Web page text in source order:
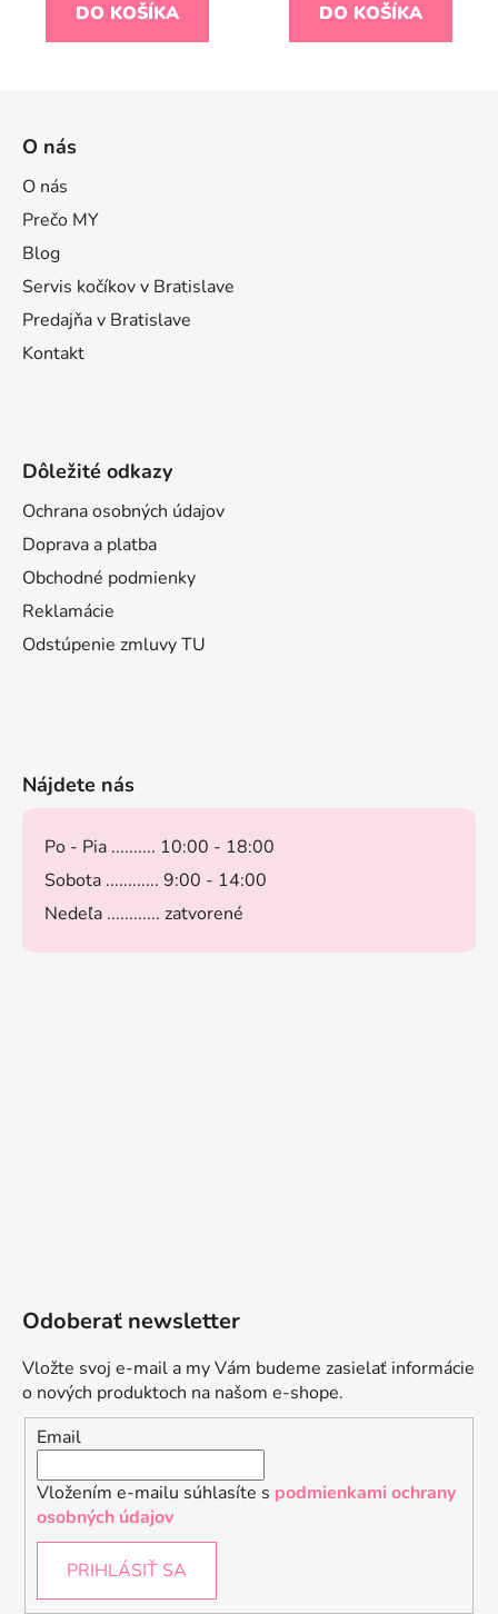
DO KOŠÍKA DO KOŠÍKA
O nás
O nás
Prečo MY
Blog
Servis kočíkov v Bratislave
Predajňa v Bratislave
Kontakt
Dôležité odkazy
Ochrana osobných údajov
Doprava a platba
Obchodné podmienky
Reklamácie
Odstúpenie zmluvy TU
Nájdete nás
Po - Pia .......... 10:00 - 18:00
Sobota ............ 9:00 - 14:00
Nedeľa ............ zatvorené
Odoberať newsletter
Vložte svoj e-mail a my Vám budeme zasielať informácie
o nových produktoch na našom e-shope.
Email
Vložením e-mailu súhlasíte s podmienkami ochrany
osobných údajov
PRIHLÁSIŤ SA